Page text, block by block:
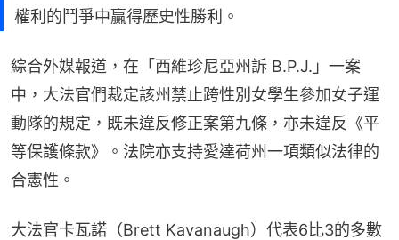
權利的鬥爭中贏得歷史性勝利。
綜合外媒報道，在「西維珍尼亞州訴 B.P.J.」一案
中，大法官們裁定該州禁止跨性別女學生參加女子運
動隊的規定，既未違反修正案第九條，亦未違反《平
等保護條款》。法院亦支持愛達荷州一項類似法律的
合憲性。
大法官卡瓦諾（Brett Kavanaugh）代表6比3的多數